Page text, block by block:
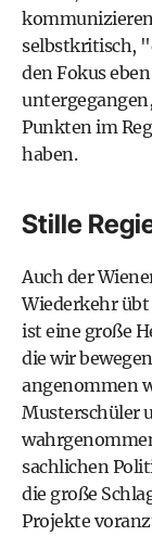
selbstkritisch,
den Fokus
Punkten im
haben.
Stille
Auch der
Wiederkehr
ist eine große
die wir
angenommen
Musterschüler
sachlichen
die große
Projekte